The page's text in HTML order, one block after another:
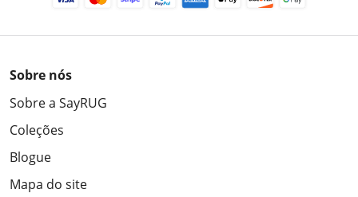
Sobre nós
Sobre a SayRUG
Coleções
Blogue
Mapa do site